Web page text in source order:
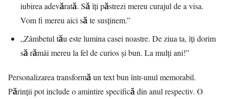
iubirea adevărată. Să îți păstrezi mereu curajul de a visa.
Vom fi mereu aici să te susținem.”
„Zâmbetul tău este lumina casei noastre. De ziua ta, îți dorim
să rămâi mereu la fel de curios și bun. La mulți ani!”
Personalizarea transformă un text bun într-unul memorabil.
Părinții pot include o amintire specifică din anul respectiv. O